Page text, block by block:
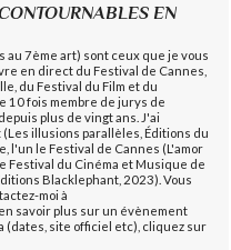
EN
7ème art) sont ceux que je vous
en direct du Festival de Cannes,
du Festival du Film et du
10 fois membre de jurys de
plus de vingt ans. J'ai
illusions parallèles, Éditions du
l'un le Festival de Cannes (L'amor
Festival du Cinéma et Musique de
Blacklephant, 2023). Vous
moi à
savoir plus sur un évènement
(dates, site officiel etc), cliquez sur